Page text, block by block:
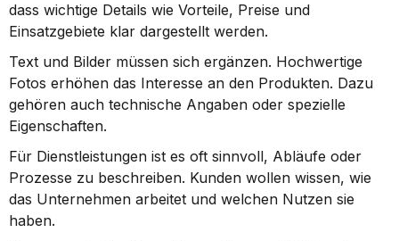
dass wichtige Details wie Vorteile, Preise und
Einsatzgebiete klar dargestellt werden.
Text und Bilder müssen sich ergänzen. Hochwertige
Fotos erhöhen das Interesse an den Produkten. Dazu
gehören auch technische Angaben oder spezielle
Eigenschaften.
Für Dienstleistungen ist es oft sinnvoll, Abläufe oder
Prozesse zu beschreiben. Kunden wollen wissen, wie
das Unternehmen arbeitet und welchen Nutzen sie
haben.